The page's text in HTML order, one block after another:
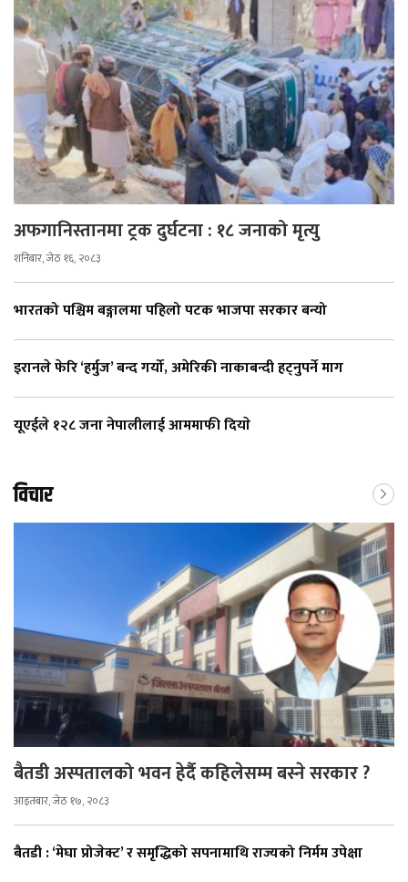
अफगानिस्तानमा ट्रक दुर्घटना : १८ जनाको मृत्यु
शनिबार, जेठ १६, २०८३
भारतको पश्चिम बङ्गालमा पहिलो पटक भाजपा सरकार बन्यो
इरानले फेरि ‘हर्मुज’ बन्द गर्यो, अमेरिकी नाकाबन्दी हट्नुपर्ने माग
यूएईले १२८ जना नेपालीलाई आममाफी दियाे
विचार
बैतडी अस्पतालको भवन हेर्दै कहिलेसम्म बस्ने सरकार ?
आइतबार, जेठ १७, २०८३
बैतडी : ‘मेघा प्रोजेक्ट’ र समृद्धिको सपनामाथि राज्यको निर्मम उपेक्षा